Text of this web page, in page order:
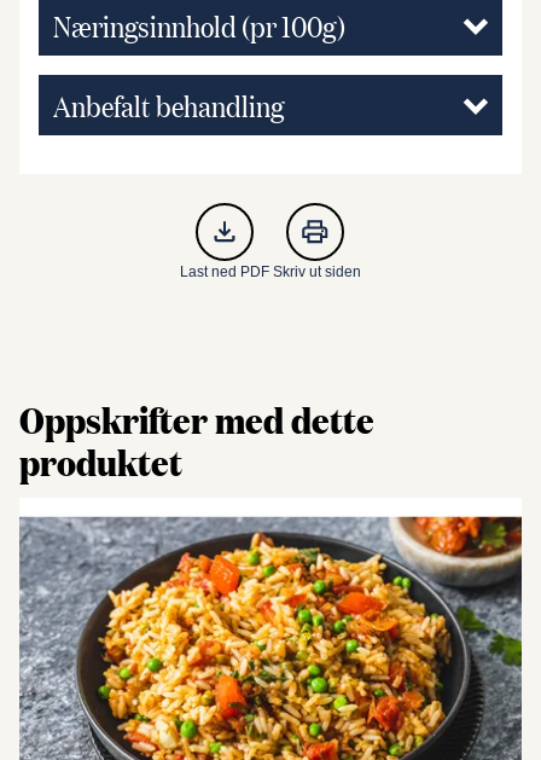
Næringsinnhold (pr 100g)
Anbefalt behandling
Last ned PDF Skriv ut siden
Oppskrifter med dette
produktet